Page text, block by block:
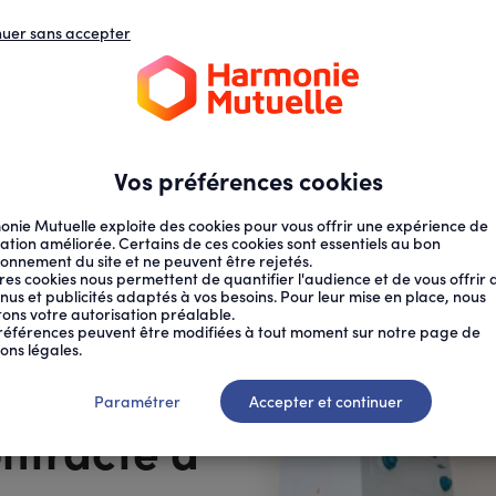
: ces
à
Vos préférences cookies
Mutuelle exploite des cookies pour vous offrir une expérience de
améliorée. Certains de ces cookies sont essentiels au bon
du site et ne peuvent être rejetés.
cookies nous permettent de quantifier l'audience et de vous offrir
et publicités adaptés à vos besoins. Pour leur mise en place, nous
votre autorisation préalable.
peuvent être modifiées à tout moment sur notre page de
légales.
sans accepter
Paramétrer Accepter et continuer